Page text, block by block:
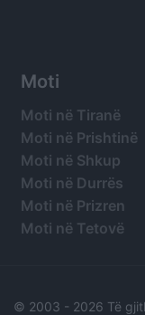
Moti
Moti në Tiranë
Moti në Prishtinë
Moti në Shkup
Moti në Durrës
Moti në Prizren
Moti në Tetovë
© 2003 - 2026 Të